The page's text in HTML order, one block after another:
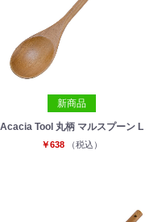
新商品
Acacia Tool 丸柄 マルスプーン L
￥638 （税込）